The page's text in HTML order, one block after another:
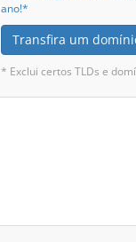
ano!*
Transfira um
* Exclui certos TLDs e